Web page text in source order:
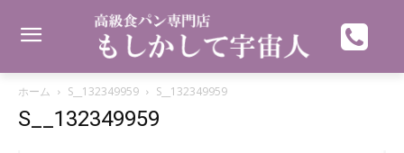
ホーム S__132349959 S__132349959
S__132349959